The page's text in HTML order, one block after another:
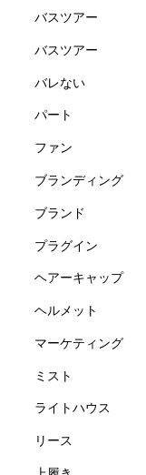
バスツアー
バスツアー
バレない
パート
ファン
ブランディング
ブランド
プラグイン
ヘアーキャップ
ヘルメット
マーケティング
ミスト
ライトハウス
リース